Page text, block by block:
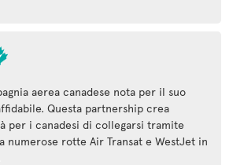
aerea canadese nota per il suo
Questa partnership crea
per i canadesi di collegarsi tramite
numerose rotte Air Transat e WestJet in